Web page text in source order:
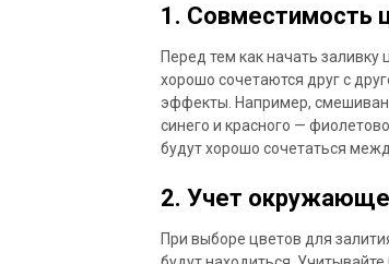
1. Совместимость
Перед тем как начать
хорошо сочетаются друг с
эффекты. Например,
синего и красного —
будут хорошо сочетаться
2. Учет
При выборе цветов для